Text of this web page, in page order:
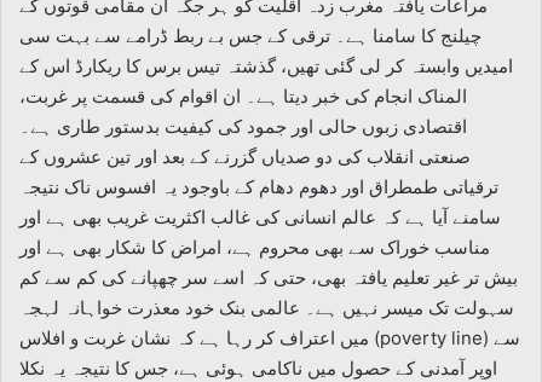
مراعات یافتہ مغرب زدہ اقلیت کو ہر جگہ ان مقامی قوتوں کے
چیلنج کا سامنا ہے۔ ترقی کے جس بے ربط ڈرامے سے بہت سی
امیدیں وابستہ کر لی گئی تھیں، گذشتہ تیس برس کا ریکارڈ اس کے
المناک انجام کی خبر دیتا ہے۔ ان اقوام کی قسمت پر غربت،
اقتصادی زبوں حالی اور جمود کی کیفیت بدستور طاری ہے۔
صنعتی انقلاب کی دو صدیاں گزرنے کے بعد اور تین عشروں کے
ترقیاتی طمطراق اور دھوم دھام کے باوجود یہ افسوس ناک نتیجہ
سامنے آیا ہے کہ عالم انسانی کی غالب اکثریت غریب بھی ہے اور
مناسب خوراک سے بھی محروم ہے، امراض کا شکار بھی ہے اور
بیش تر غیر تعلیم یافتہ بھی، حتی کہ اسے سر چھپانے کی کم سے کم
سہولت تک میسر نہیں ہے۔ عالمی بنک خود معذرت خواہانہ لہجہ
میں اعتراف کر رہا ہے کہ نشان غربت و افلاس (poverty line) سے
اوپر آمدنی کے حصول میں ناکامی ہوئی ہے، جس کا نتیجہ یہ نکلا